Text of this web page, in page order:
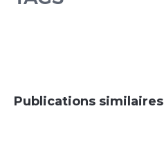
Publications similaires